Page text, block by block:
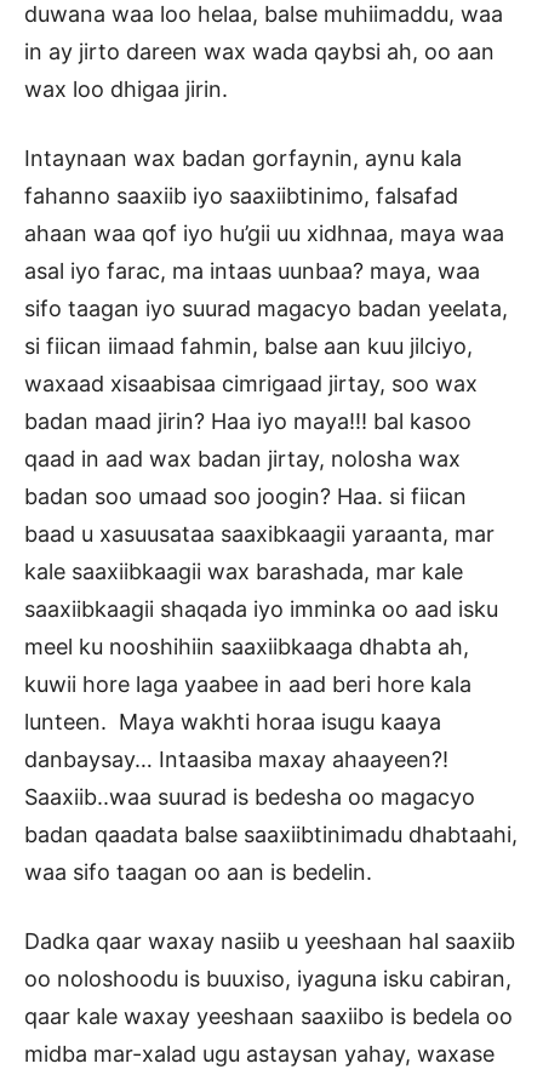
duwana waa loo helaa, balse muhiimaddu, waa
in ay jirto dareen wax wada qaybsi ah, oo aan
wax loo dhigaa jirin.
Intaynaan wax badan gorfaynin, aynu kala
fahanno saaxiib iyo saaxiibtinimo, falsafad
ahaan waa qof iyo hu’gii uu xidhnaa, maya waa
asal iyo farac, ma intaas uunbaa? maya, waa
sifo taagan iyo suurad magacyo badan yeelata,
si fiican iimaad fahmin, balse aan kuu jilciyo,
waxaad xisaabisaa cimrigaad jirtay, soo wax
badan maad jirin? Haa iyo maya!!! bal kasoo
qaad in aad wax badan jirtay, nolosha wax
badan soo umaad soo joogin? Haa. si fiican
baad u xasuusataa saaxibkaagii yaraanta, mar
kale saaxiibkaagii wax barashada, mar kale
saaxiibkaagii shaqada iyo imminka oo aad isku
meel ku nooshihiin saaxiibkaaga dhabta ah,
kuwii hore laga yaabee in aad beri hore kala
lunteen. Maya wakhti horaa isugu kaaya
danbaysay… Intaasiba maxay ahaayeen?!
Saaxiib..waa suurad is bedesha oo magacyo
badan qaadata balse saaxiibtinimadu dhabtaahi,
waa sifo taagan oo aan is bedelin.
Dadka qaar waxay nasiib u yeeshaan hal saaxiib
oo noloshoodu is buuxiso, iyaguna isku cabiran,
qaar kale waxay yeeshaan saaxiibo is bedela oo
midba mar-xalad ugu astaysan yahay, waxase